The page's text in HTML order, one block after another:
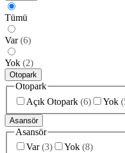
Tümü
Var (6)
Yok (2)
Otopark
Otopark
Açık Otopark (6) Yok (
Asansör
Asansör
Var (3) Yok (8)